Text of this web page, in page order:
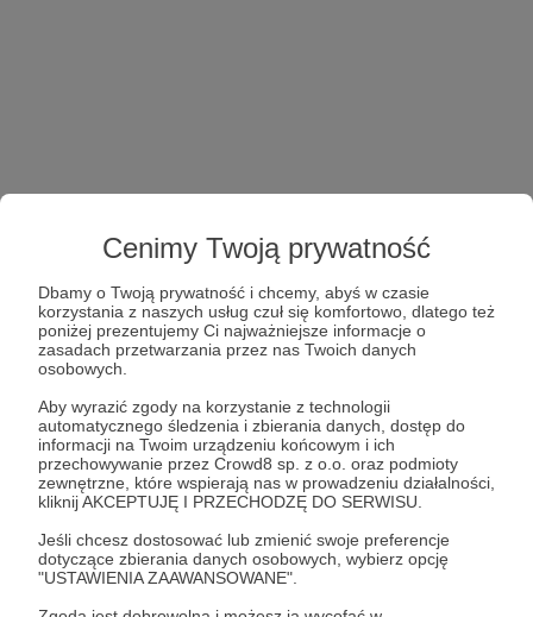
Cenimy Twoją prywatność
Dbamy o Twoją prywatność i chcemy, abyś w czasie
korzystania z naszych usług czuł się komfortowo, dlatego też
poniżej prezentujemy Ci najważniejsze informacje o
zasadach przetwarzania przez nas Twoich danych
osobowych.
Aby wyrazić zgody na korzystanie z technologii
automatycznego śledzenia i zbierania danych, dostęp do
informacji na Twoim urządzeniu końcowym i ich
przechowywanie przez Crowd8 sp. z o.o. oraz podmioty
zewnętrzne, które wspierają nas w prowadzeniu działalności,
kliknij AKCEPTUJĘ I PRZECHODZĘ DO SERWISU.
Jeśli chcesz dostosować lub zmienić swoje preferencje
dotyczące zbierania danych osobowych, wybierz opcję
"USTAWIENIA ZAAWANSOWANE".